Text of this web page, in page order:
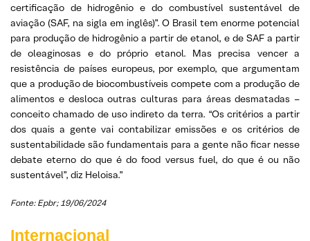
certificação de hidrogênio e do combustível sustentável de
aviação (SAF, na sigla em inglês)”. O Brasil tem enorme potencial
para produção de hidrogênio a partir de etanol, e de SAF a partir
de oleaginosas e do próprio etanol. Mas precisa vencer a
resistência de países europeus, por exemplo, que argumentam
que a produção de biocombustíveis compete com a produção de
alimentos e desloca outras culturas para áreas desmatadas –
conceito chamado de uso indireto da terra. “Os critérios a partir
dos quais a gente vai contabilizar emissões e os critérios de
sustentabilidade são fundamentais para a gente não ficar nesse
debate eterno do que é do food versus fuel, do que é ou não
sustentável”, diz Heloisa.”
Fonte: Epbr; 19/06/2024
Internacional